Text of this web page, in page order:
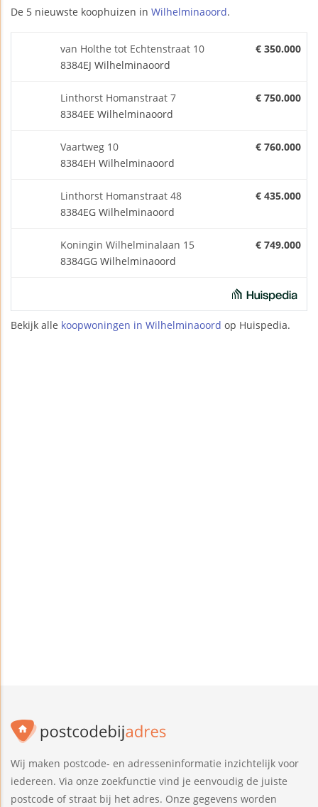
De 5 nieuwste koophuizen in Wilhelminaoord.
van Holthe tot Echtenstraat 10
8384EJ Wilhelminaoord
€ 350.000
Linthorst Homanstraat 7
8384EE Wilhelminaoord
€ 750.000
Vaartweg 10
8384EH Wilhelminaoord
€ 760.000
Linthorst Homanstraat 48
8384EG Wilhelminaoord
€ 435.000
Koningin Wilhelminalaan 15
8384GG Wilhelminaoord
€ 749.000
Bekijk alle koopwoningen in Wilhelminaoord op Huispedia.
Wij maken postcode- en adresseninformatie inzichtelijk voor
iedereen. Via onze zoekfunctie vind je eenvoudig de juiste
postcode of straat bij het adres. Onze gegevens worden